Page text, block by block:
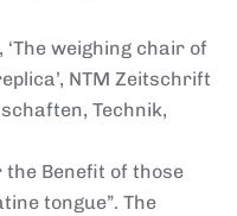
‘The weighing chair of
NTM Zeitschrift
Technik,
the Benefit of those
tongue”. The